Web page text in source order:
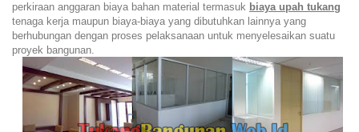
perkiraan anggaran biaya bahan material termasuk biaya upah tukang
tenaga kerja maupun biaya-biaya yang dibutuhkan lainnya yang
berhubungan dengan proses pelaksanaan untuk menyelesaikan suatu
proyek bangunan.